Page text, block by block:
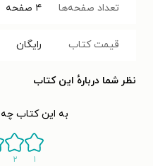
تعداد صفحه‌ها ۴ صفحه
قیمت کتاب رایگان
نظر شما دربارهٔ این کتاب
به این کتاب
۱ ۲